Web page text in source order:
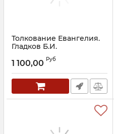
Толкование Евангелия.
Гладков Б.И.
26228
1 100,00 Руб